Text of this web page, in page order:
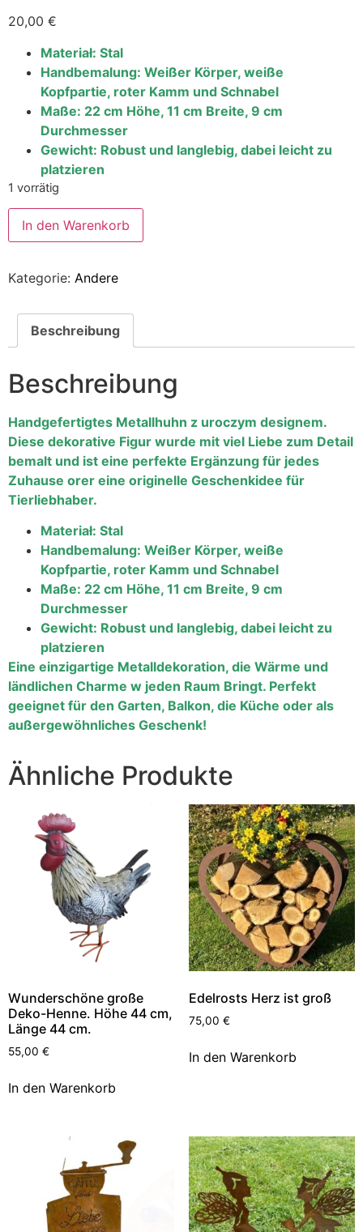
20,00 €
Materiał: Stal
Handbemalung: Weißer Körper, weiße
Kopfpartie, roter Kamm und Schnabel
Maße: 22 cm Höhe, 11 cm Breite, 9 cm
Durchmesser
Gewicht: Robust und langlebig, dabei leicht zu
platzieren
1 vorrätig
In den Warenkorb
Kategorie: Andere
Beschreibung
Beschreibung
Handgefertigtes Metallhuhn z uroczym designem.
Diese dekorative Figur wurde mit viel Liebe zum Detail
bemalt und ist eine perfekte Ergänzung für jedes
Zuhause orer eine originelle Geschenkidee für
Tierliebhaber.
Materiał: Stal
Handbemalung: Weißer Körper, weiße
Kopfpartie, roter Kamm und Schnabel
Maße: 22 cm Höhe, 11 cm Breite, 9 cm
Durchmesser
Gewicht: Robust und langlebig, dabei leicht zu
platzieren
Eine einzigartige Metalldekoration, die Wärme und
ländlichen Charme w jeden Raum Bringt. Perfekt
geeignet für den Garten, Balkon, die Küche oder als
außergewöhnliches Geschenk!
Ähnliche Produkte
Wunderschöne große
Deko-Henne. Höhe 44 cm,
Länge 44 cm.
55,00 €
In den Warenkorb
Edelrosts Herz ist groß
75,00 €
In den Warenkorb